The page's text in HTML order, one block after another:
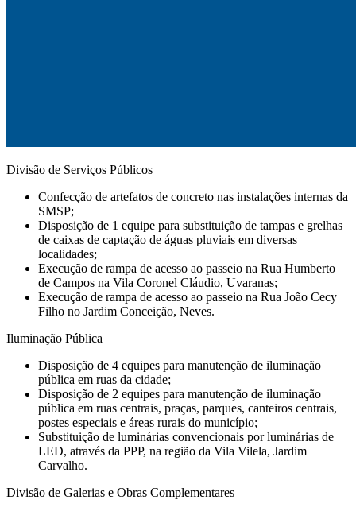
Divisão de Serviços Públicos
Confecção de artefatos de concreto nas instalações internas da
SMSP;
Disposição de 1 equipe para substituição de tampas e grelhas
de caixas de captação de águas pluviais em diversas
localidades;
Execução de rampa de acesso ao passeio na Rua Humberto
de Campos na Vila Coronel Cláudio, Uvaranas;
Execução de rampa de acesso ao passeio na Rua João Cecy
Filho no Jardim Conceição, Neves.
Iluminação Pública
Disposição de 4 equipes para manutenção de iluminação
pública em ruas da cidade;
Disposição de 2 equipes para manutenção de iluminação
pública em ruas centrais, praças, parques, canteiros centrais,
postes especiais e áreas rurais do município;
Substituição de luminárias convencionais por luminárias de
LED, através da PPP, na região da Vila Vilela, Jardim
Carvalho.
Divisão de Galerias e Obras Complementares